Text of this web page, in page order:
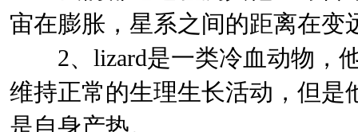
宙在膨胀，星系之间的距离在变
2、lizard是一类冷血动物，
维持正常的生理生长活动，但是
是自身产热。